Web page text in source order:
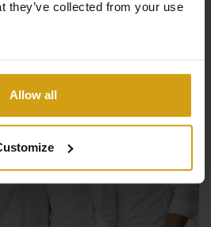
they’ve collected from your use
Allow all